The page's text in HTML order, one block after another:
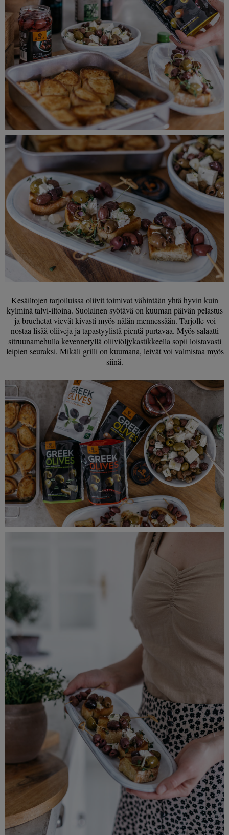
Kesäiltojen tarjoiluissa oliivit toimivat vähintään yhtä hyvin kuin
kylminä talvi-iltoina. Suolainen syötävä on kuuman päivän pelastus
ja bruchetat vievät kivasti myös nälän mennessään. Tarjolle voi
nostaa lisää oliiveja ja tapastyylistä pientä purtavaa. Myös salaatti
sitruunamehulla kevennetyllä oliiviöljykastikkeella sopii loistavasti
leipien seuraksi. Mikäli grilli on kuumana, leivät voi valmistaa myös
siinä.